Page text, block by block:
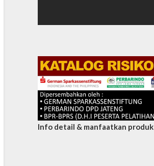
Info detail & manfaatkan produk